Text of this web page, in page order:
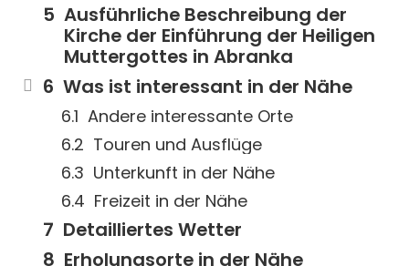
Ausführliche Beschreibung der
Kirche der Einführung der Heiligen
Muttergottes in Abranka
Was ist interessant in der Nähe
Andere interessante Orte
Touren und Ausflüge
Unterkunft in der Nähe
Freizeit in der Nähe
Detailliertes Wetter
Erholungsorte in der Nähe